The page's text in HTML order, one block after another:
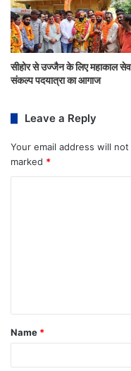
सीहोर से उज्जैन के लिए महाकाल
संकल्प पदयात्रा का आगाज
Leave a Reply
Your email address will
marked *
Name *